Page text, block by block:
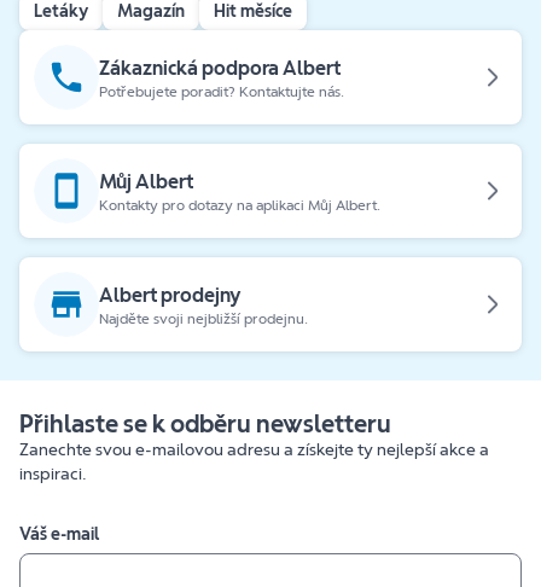
Letáky Magazín Hit měsíce
Zákaznická podpora Albert
Potřebujete poradit? Kontaktujte nás.
Můj Albert
Kontakty pro dotazy na aplikaci Můj Albert.
Albert prodejny
Najděte svoji nejbližší prodejnu.
Přihlaste se k odběru newsletteru
Zanechte svou e-mailovou adresu a získejte ty nejlepší akce a
inspiraci.
Váš e-mail